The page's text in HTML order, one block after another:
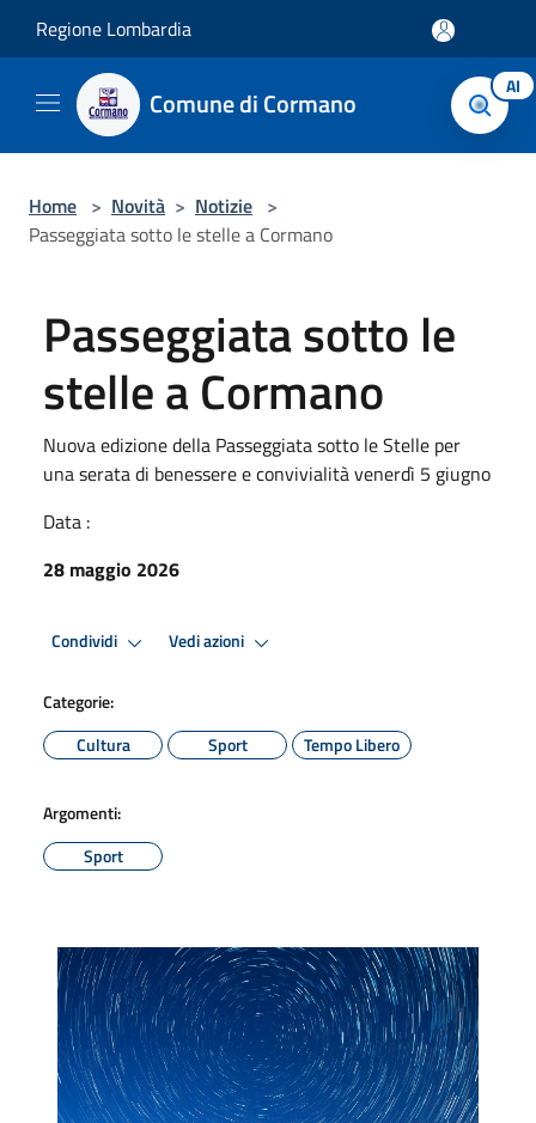
Regione Lombardia
Comune di Cormano AI
Home > Novità > Notizie >
Passeggiata sotto le stelle a Cormano
Passeggiata sotto le
stelle a Cormano
Nuova edizione della Passeggiata sotto le Stelle per
una serata di benessere e convivialità venerdì 5 giugno
Data :
28 maggio 2026
Condividi Vedi azioni
Categorie:
Cultura
Sport Tempo Libero
Argomenti:
Sport